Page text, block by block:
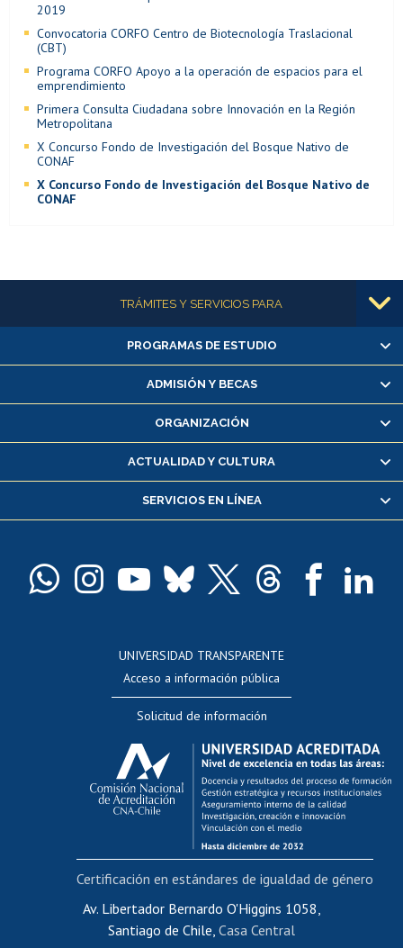
2019
Convocatoria CORFO Centro de Biotecnología Traslacional
(CBT)
Programa CORFO Apoyo a la operación de espacios para el
emprendimiento
Primera Consulta Ciudadana sobre Innovación en la Región
Metropolitana
X Concurso Fondo de Investigación del Bosque Nativo de
CONAF
X Concurso Fondo de Investigación del Bosque Nativo de
CONAF
Más informaciónTRÁMITES Y SERVICIOS PARA
Alumnas/os y exalumnas/os
Matrícula en línea
Inscripción y cambio de asignaturas
Consulta y certificado de notas
Servicio médico y dental
Pago de arancel y crédito alumnos
Docentes
Evaluación docente
Calificación académica
Postulación al AUCAI
Funcionarias/os
Cursos internos de capacitación
Bienestar del personal
Portal de movilidad interna
Certificado de renta
Certificado de renta honorarios
PROGRAMAS DE ESTUDIO
ADMISIÓN Y BECAS
ORGANIZACIÓN
ACTUALIDAD Y CULTURA
SERVICIOS EN LÍNEA
UNIVERSIDAD TRANSPARENTE
Acceso a información pública
Solicitud de información
Av. Libertador Bernardo O'Higgins 1058,
Santiago de Chile, Casa Central
Certificación en estándares de igualdad de género